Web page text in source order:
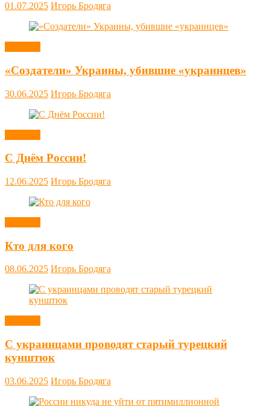
01.07.2025 Игорь Бродяга
«Создатели» Украины, убившие «украинцев»
30.06.2025 Игорь Бродяга
С Днём России!
12.06.2025 Игорь Бродяга
Кто для кого
08.06.2025 Игорь Бродяга
С украинцами проводят старый турецкий
кунштюк
03.06.2025 Игорь Бродяга